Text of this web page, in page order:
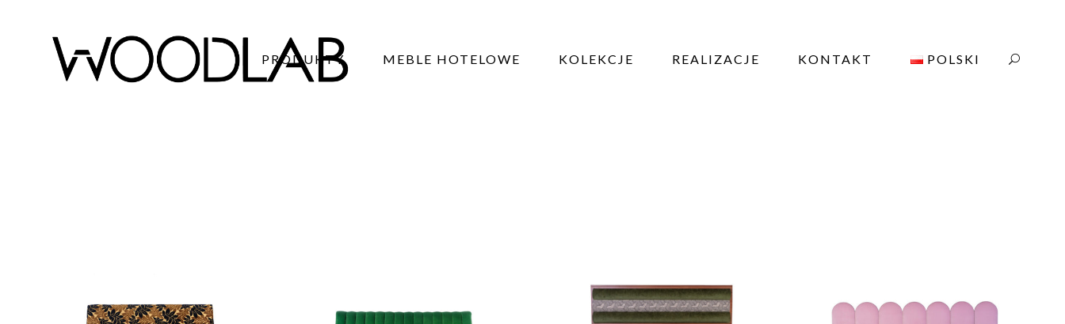
PRODUKTY MEBLE HOTELOWE KOLEKCJE REALIZACJE KONTAKT POLSKI
LOŻE